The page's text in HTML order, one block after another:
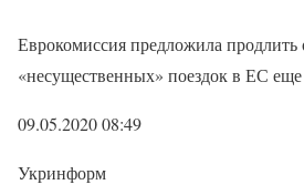
Еврокомиссия предложила продлить
«несущественных» поездок в ЕС
09.05.2020 08:49
Укринформ